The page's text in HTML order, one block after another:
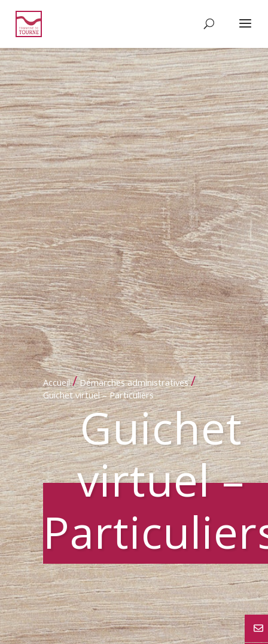
Accueil / Démarches administratives /
Guichet virtuel – Particuliers
Guichet
virtuel –